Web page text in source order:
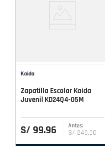
Kaida
Zapatilla Escolar Kaida
Juvenil KD24Q4-05M
S/ 99.96 S/ 249.90